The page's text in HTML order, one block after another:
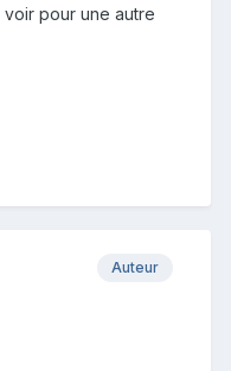
pour une autre
Auteur